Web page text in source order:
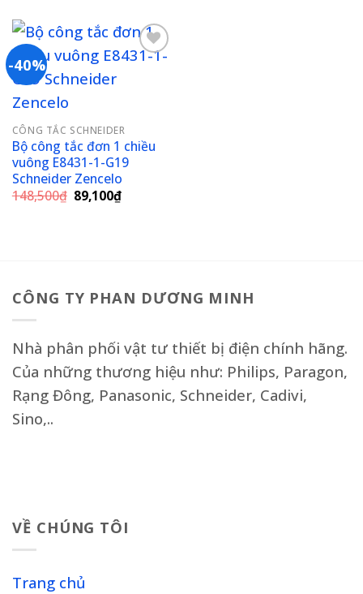
-40%
CÔNG TẮC SCHNEIDER
Bộ công tắc đơn 1 chiều
vuông E8431-1-G19
Schneider Zencelo
148,500₫ Giá
gốc
89,100₫Giá
CÔNG TY PHAN DƯƠNG MINH
Nhà phân phối vật tư thiết bị điện chính hãng.
Của những thương hiệu như: Philips, Paragon,
Rạng Đông, Panasonic, Schneider, Cadivi,
Sino,..
VỀ CHÚNG TÔI
Trang chủ